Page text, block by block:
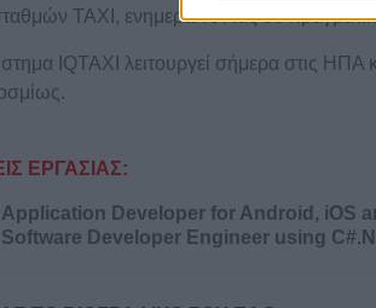
ΤΑΧΙ, ενημερώνοντας σε
IQTAXI λειτουργεί σήμερα στις
ΕΡΓΑΣΙΑΣ:
Application Developer for Android, iOS
Software Developer Engineer using